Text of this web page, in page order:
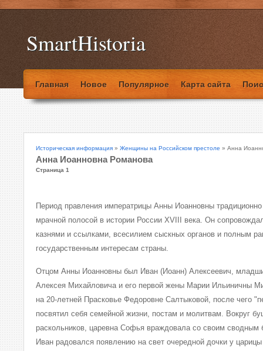
SmartHistoria
Главная Новое Популярное Карта сайта
Историческая информация » Женщины на Российском престоле » Анна
Анна Иоанновна Романова
Страница 1
Период правления императрицы Анны Иоанновны традиционно
мрачной полосой в истории России XVIII века. Он
казнями и ссылками, всесилием сыскных органов и полным
государственным интересам страны.
Отцом Анны Иоанновны был Иван (Иоанн) Алексеевич,
Алексея Михайловича и его первой жены Марии Ильиничны
на 20-летней Прасковье Федоровне Салтыковой, после чего
посвятил себя семейной жизни, постам и молитвам. Вокруг
раскольников, царевна Софья враждовала со своим сводным
Иван радовался появлению на свет очередной дочки у